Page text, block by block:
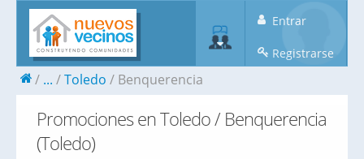
Entrar
Registrarse
... Toledo Benquerencia
Promociones en Toledo / Benquerencia
(Toledo)